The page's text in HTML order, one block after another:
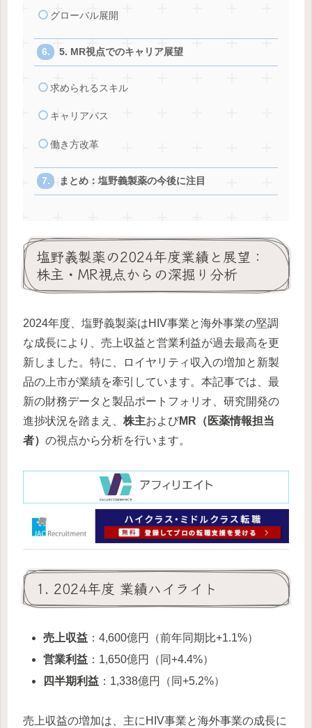
グローバル展開
5. MR視点でのキャリア展望
求められるスキル
キャリアパス
働き方改革
まとめ：塩野義製薬の今後に注目
塩野義製薬の2024年度業績と展望：
株主・MR視点からの深掘り分析
2024年度、塩野義製薬はHIV事業と海外事業の堅調
な成長により、売上収益と営業利益が過去最高を更
新しました。特に、ロイヤリティ収入の増加と新製
品の上市が業績を牽引しています。本記事では、最
新の財務データと製品ポートフォリオ、研究開発の
進捗状況を踏まえ、 株主およびMR（医薬情報担当
者） の視点から分析を行います。
1. 2024年度 業績ハイライト
売上収益 ：4,600億円（前年同期比+1.1%）
営業利益 ：1,650億円（同+4.4%）
四半期利益 ：1,338億円（同+5.2%）
売上収益の増加は、主にHIV事業と海外事業の成長に